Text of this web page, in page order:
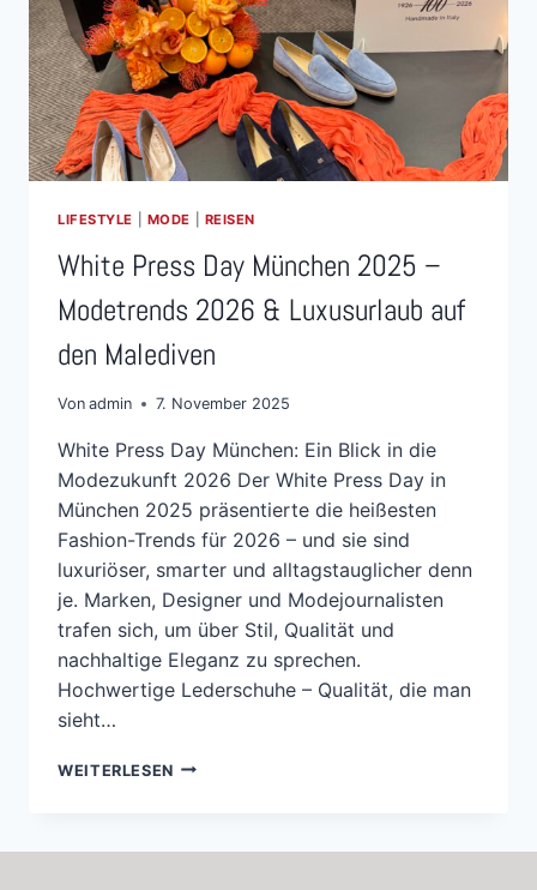
LIFESTYLE MODE REISEN
White Press Day München 2025 –
Modetrends 2026 & Luxusurlaub auf
den Malediven
Von admin 7. November 2025
White Press Day München: Ein Blick in die
Modezukunft 2026 Der White Press Day in
München 2025 präsentierte die heißesten
Fashion-Trends für 2026 – und sie sind
luxuriöser, smarter und alltagstauglicher denn
je. Marken, Designer und Modejournalisten
trafen sich, um über Stil, Qualität und
nachhaltige Eleganz zu sprechen.
Hochwertige Lederschuhe – Qualität, die man
sieht…
WEITERLESEN